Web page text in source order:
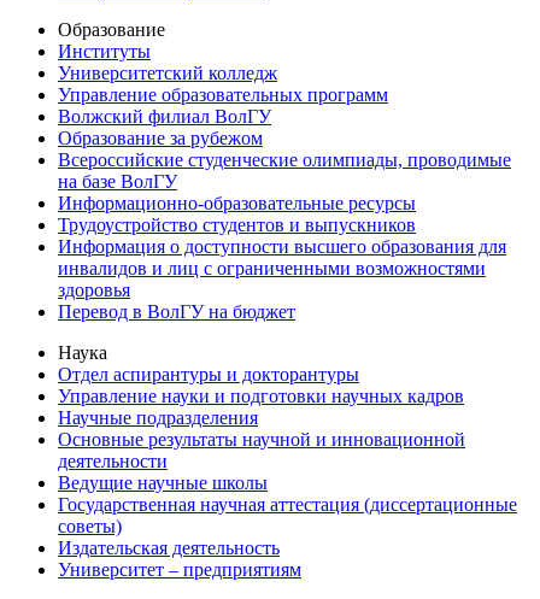
Образование
Институты
Университетский колледж
Управление образовательных программ
Волжский филиал ВолГУ
Образование за рубежом
Всероссийские студенческие олимпиады, проводимые
на базе ВолГУ
Информационно-образовательные ресурсы
Трудоустройство студентов и выпускников
Информация о доступности высшего образования для
инвалидов и лиц с ограниченными возможностями
здоровья
Перевод в ВолГУ на бюджет
Наука
Отдел аспирантуры и докторантуры
Управление науки и подготовки научных кадров
Научные подразделения
Основные результаты научной и инновационной
деятельности
Ведущие научные школы
Государственная научная аттестация (диссертационные
советы)
Издательская деятельность
Университет – предприятиям